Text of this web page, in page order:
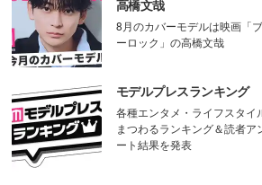
高橋文哉
8月のカバーモデルは映画「
ーロック」の高橋文哉
モデルプレスランキング
各種エンタメ・ライフスタイ
まつわるランキング＆読者ア
ート結果を発表